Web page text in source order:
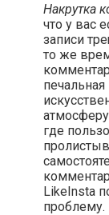
Накрутка
что у вас
записи
то же
где
LikeInsta
проблему.